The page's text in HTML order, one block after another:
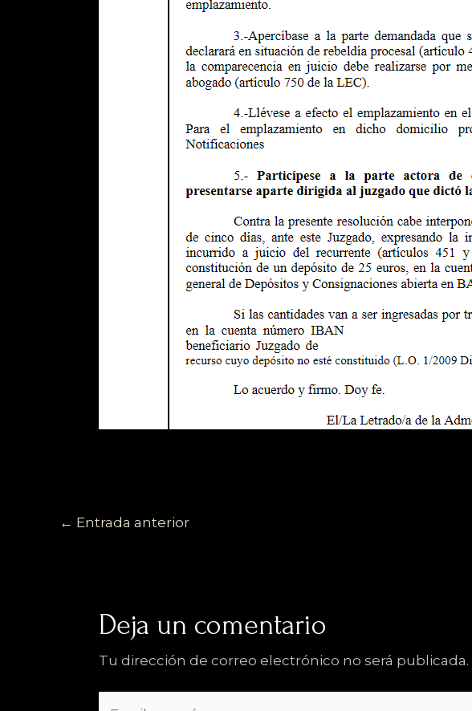
← Entrada anterior
Deja un comentario
Tu dirección de correo electrónico no será publicada.